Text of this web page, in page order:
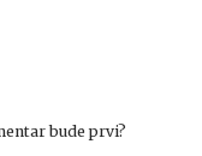
bude prvi?